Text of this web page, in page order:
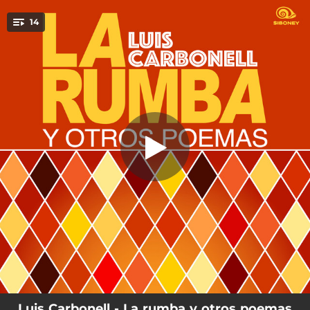
You're all set!
14
Poema como un nombre -
Remasterizado
Poema como un nombre - Remasterizado
Rabo en casa de Juan Colas - Remasterizado
Macorina - Remasterizado
Una canción de vida frente a los astros - Remasterizado
04:53
Son - Remasterizado
01:43
Un despojo - Remasterizado
02:01
Marisabel - Remasterizado
02:31
La rumba - Remasterizado
03:50
Cangrejo moro - Remasterizado
01:38